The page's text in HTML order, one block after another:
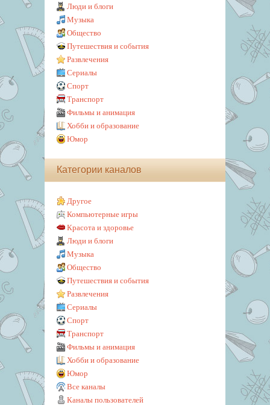
Люди и блоги
Музыка
Общество
Путешествия и события
Развлечения
Сериалы
Спорт
Транспорт
Фильмы и анимация
Хобби и образование
Юмор
Категории каналов
Другое
Компьютерные игры
Красота и здоровье
Люди и блоги
Музыка
Общество
Путешествия и события
Развлечения
Сериалы
Спорт
Транспорт
Фильмы и анимация
Хобби и образование
Юмор
Все каналы
Каналы пользователей